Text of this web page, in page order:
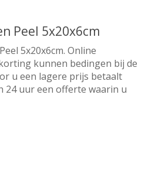
Peel 5x20x6cm
5x20x6cm. Online
kunnen bedingen bij de
u een lagere prijs betaalt
24 uur een offerte waarin u